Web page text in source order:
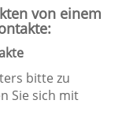
von einem
bitte zu
Sie sich mit